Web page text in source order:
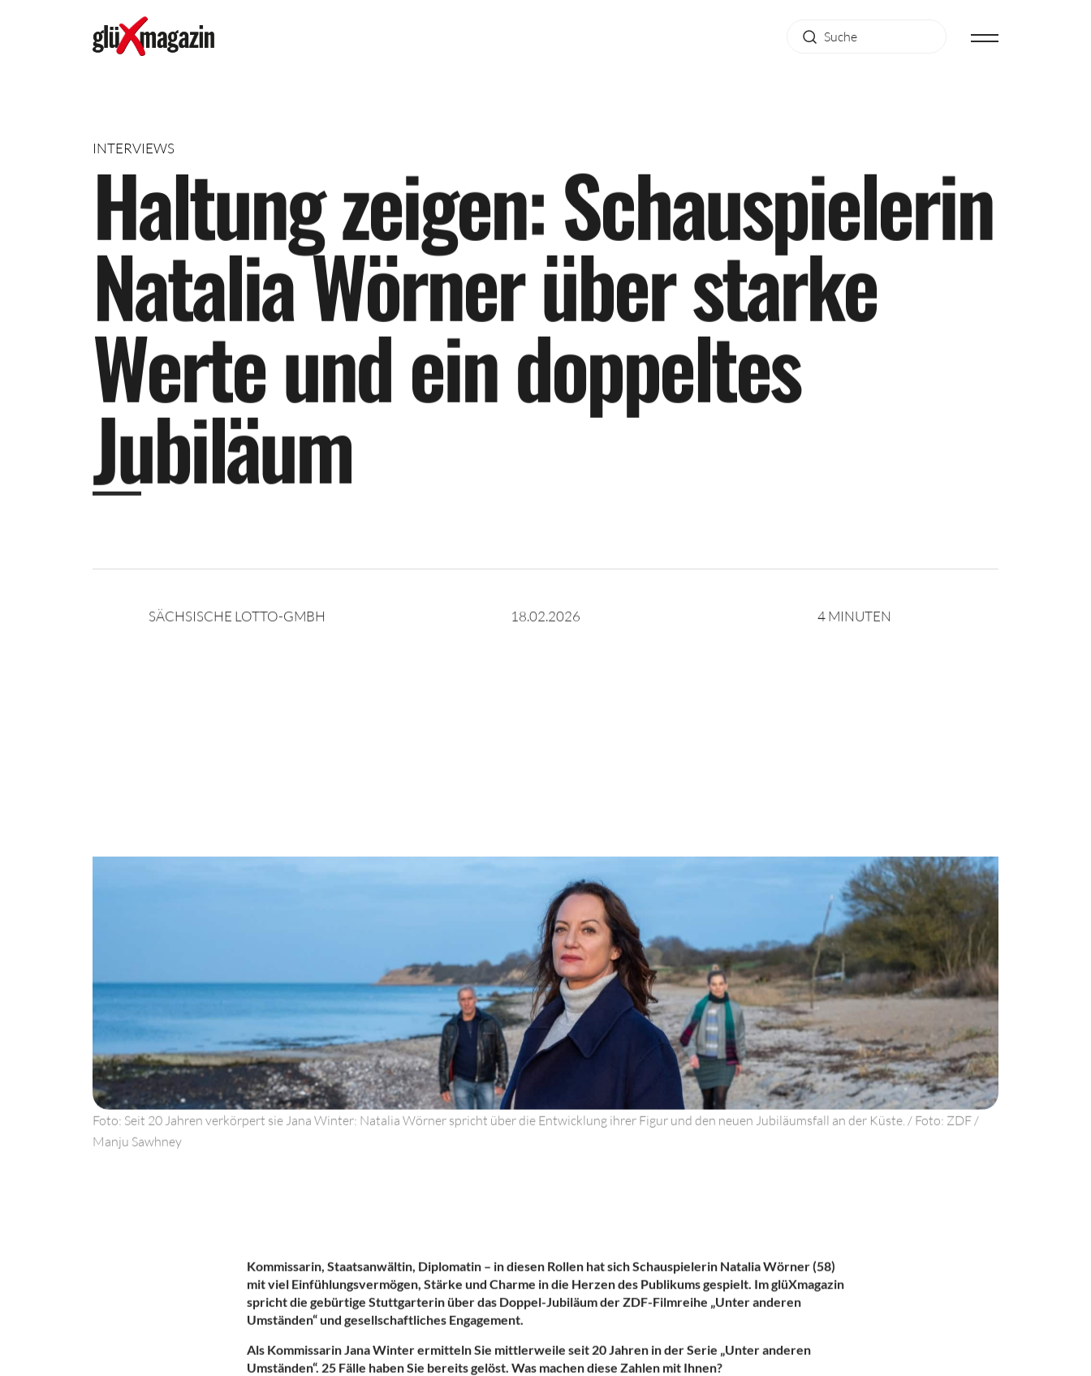
INTERVIEWS
Haltungzeigen:Schauspielerin
NataliaWörnerüberstarke
Werteundeindoppeltes
Jubiläum
SÄCHSISCHE LOTTO-GMBH 18.02.2026 4 MINUTEN
Foto: Seit 20 Jahren verkörpert sie Jana Winter: Natalia Wörner spricht über die Entwicklung ihrer Figur und den neuen Jubiläumsfall an der Küste. / Foto: ZDF /
Manju Sawhney
Kommissarin, Staatsanwältin, Diplomatin – in diesen Rollen hat sich Schauspielerin Natalia Wörner (58)
mit viel Einfühlungsvermögen, Stärke und Charme in die Herzen des Publikums gespielt. ImglüXmagazin
spricht die gebürtige Stuttgarterin über das Doppel-Jubiläum der ZDF-Filmreihe „Unter anderen
Umständen“und gesellschaftliches Engagement.
Als Kommissarin Jana Winter ermitteln Sie mittlerweile seit20Jahren in der Serie „Unter anderen
Umständen“. 25 Fälle haben Sie bereits gelöst. Was machen diese Zahlen mit Ihnen?